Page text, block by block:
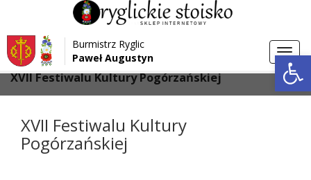
Przejdź do menu
Przejdź do głównej treści strony
Przejdź do stopki strony
Burmistrz Ryglic
Paweł Augustyn
Strona główna > Aktualności
XVII Festiwalu Kultury Pogórzańskiej
XVII Festiwalu Kultury
Pogórzańskiej